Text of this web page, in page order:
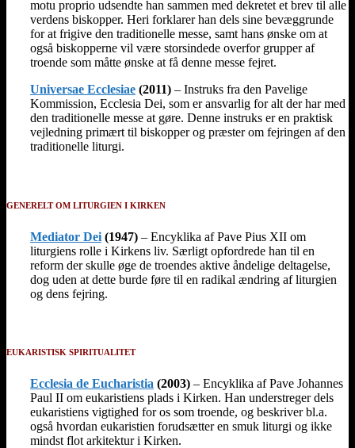
motu proprio udsendte han sammen med dekretet et brev til alle
verdens biskopper. Heri forklarer han dels sine bevæggrunde
for at frigive den traditionelle messe, samt hans ønske om at
også biskopperne vil være storsindede overfor grupper af
troende som måtte ønske at få denne messe fejret.
Universae Ecclesiae (2011) – Instruks fra den Pavelige
Kommission, Ecclesia Dei, som er ansvarlig for alt der har med
den traditionelle messe at gøre. Denne instruks er en praktisk
vejledning primært til biskopper og præster om fejringen af den
traditionelle liturgi.
GENERELT OM LITURGIEN I KIRKEN
Mediator Dei (1947) – Encyklika af Pave Pius XII om
liturgiens rolle i Kirkens liv. Særligt opfordrede han til en
reform der skulle øge de troendes aktive åndelige deltagelse,
dog uden at dette burde føre til en radikal ændring af liturgien
og dens fejring.
EUKARISTISK SPIRITUALITET
Ecclesia de Eucharistia (2003) – Encyklika af Pave Johannes
Paul II om eukaristiens plads i Kirken. Han understreger dels
eukaristiens vigtighed for os som troende, og beskriver bl.a.
også hvordan eukaristien forudsætter en smuk liturgi og ikke
mindst flot arkitektur i Kirken.